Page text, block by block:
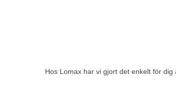
Hos Lomax har vi gjort det enkelt för